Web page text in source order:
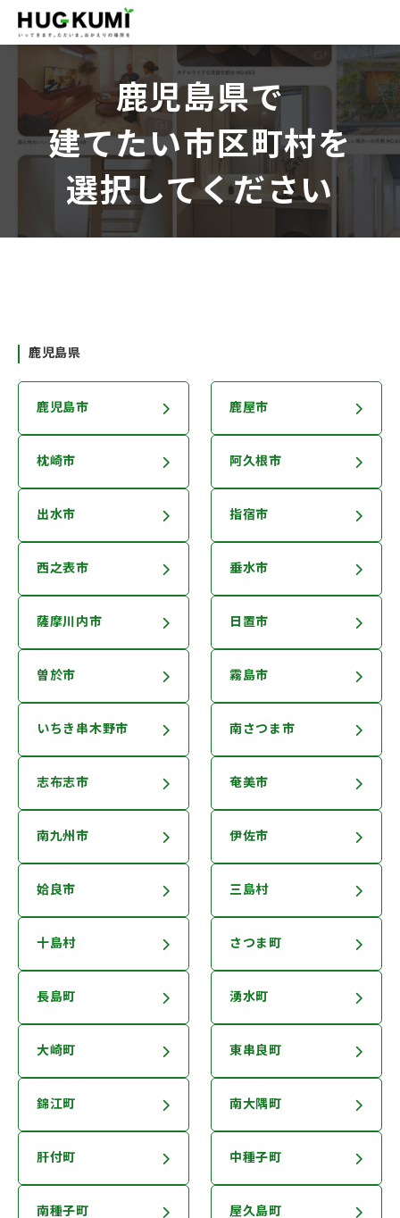
鹿児島県で
建てたい市区町村を
選択してください
鹿児島県
鹿児島市 鹿屋市
枕崎市 阿久根市
出水市 指宿市
西之表市 垂水市
薩摩川内市 日置市
曽於市 霧島市
いちき串木野市 南さつま市
志布志市 奄美市
南九州市 伊佐市
姶良市 三島村
十島村 さつま町
長島町 湧水町
大崎町 東串良町
錦江町 南大隅町
肝付町 中種子町
南種子町 屋久島町